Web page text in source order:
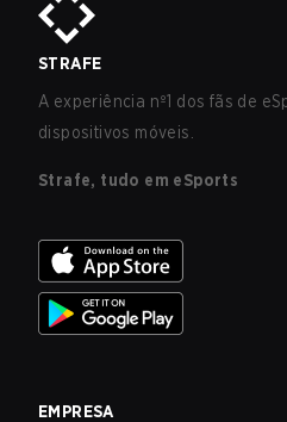
STRAFE
A experiência nº1 dos fãs de
dispositivos móveis.
Strafe, tudo em eSports
EMPRESA